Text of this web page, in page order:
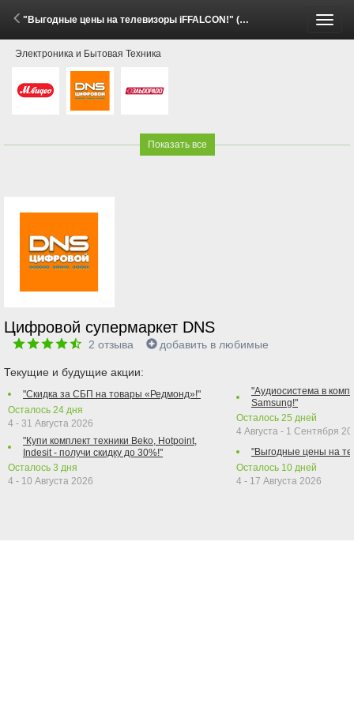
"Выгодные цены на телевизоры iFFALCON!" (2 Июня - 7 Июля 2026)
Электроника и Бытовая Техника
Показать все
Цифровой супермаркет DNS
2 отзыва добавить в любимые
Текущие и будущие акции:
"Скидка за СБП на товары «Редмонд»!"
Осталось 24 дня
4 - 31 Августа 2026
"Купи комплект техники Beko, Hotpoint,
Indesit - получи скидку до 30%!"
Осталось 3 дня
4 - 10 Августа 2026
"Аудиосистема в
Samsung!"
Осталось 25 дней
4 Августа - 1 Сентября
"Выгодные цены на
Осталось 10 дней
4 - 17 Августа 2026